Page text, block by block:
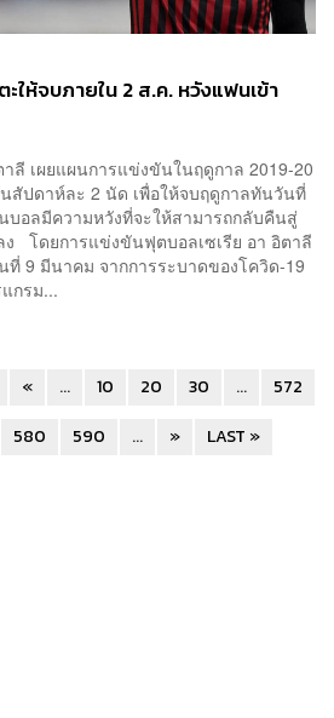
ะให้จบภายใน 2 ส.ค. หวังแฟนเข้า
ลี เผยแผนการแข่งขันในฤดูกาล 2019-20
สัปดาห์ละ 2 นัด เพื่อให้จบฤดูกาลทันวันที่
อลมีความหวังที่จะให้สามารถกลับคืนสู่
โดยการแข่งขันฟุตบอลเซเรีย อา อิตาลี
9 มีนาคม จากการระบาดของโควิด-19
กรม...
« ... 10 20 30 ...
572
580 590 ... » LAST »